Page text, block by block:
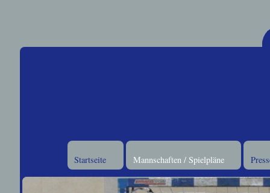
Startseite Mannschaften / Spielpläne